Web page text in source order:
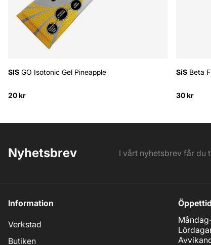
SIS GO Isotonic Gel Pineapple
20 kr
SiS Beta
30 kr
Nyhetsbrev I vårt nyhetsbrev får du
Information
Verkstad
Butiken